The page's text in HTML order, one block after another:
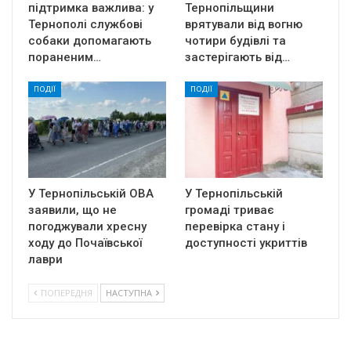
підтримка важлива: у
Тернополі службові
собаки допомагають
пораненим…
Тернопільщини
врятували від вогню
чотири будівлі та
застерігають від…
ПОДІЇ
У Тернопільській ОВА
заявили, що не
погоджували хресну
ходу до Почаївської
лаври
ПОДІЇ
У Тернопільській
громаді триває
перевірка стану і
доступності укриттів
ПОПЕРЕДНЯ НАСТУПНА